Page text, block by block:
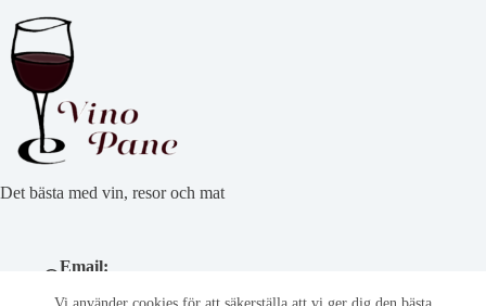
Det bästa med vin, resor och mat
Email: